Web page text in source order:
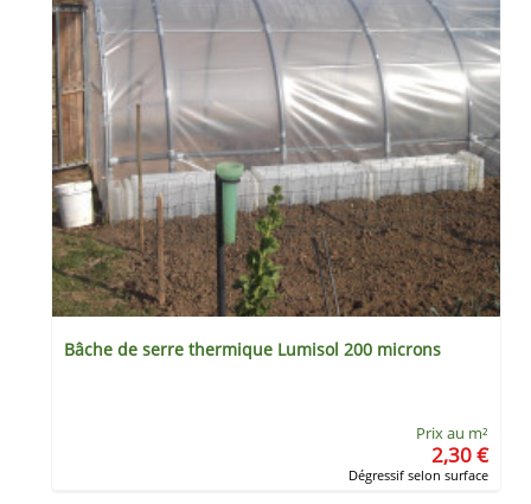
Bâche de serre thermique Lumisol 200 microns
Prix au m²
2,30 €
Dégressif selon surface